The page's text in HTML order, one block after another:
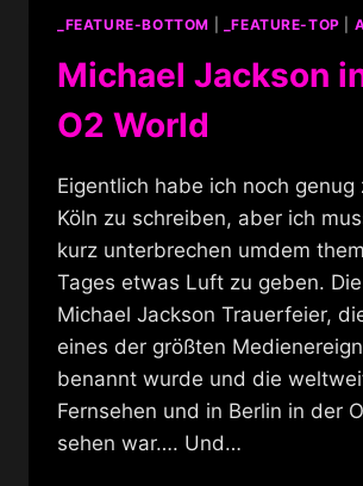
BECKS
MUSIC
EXPERIENCE
TOUR
_FEATURE-BOTTOM _FEATURE-TOP
Michael Jackson
O2 World
Eigentlich habe ich noch genug
Köln zu schreiben, aber ich
kurz unterbrechen umdem
Tages etwas Luft zu geben.
Michael Jackson Trauerfeier,
eines der größten
benannt wurde und die
Fernsehen und in Berlin in der
sehen war…. Und…